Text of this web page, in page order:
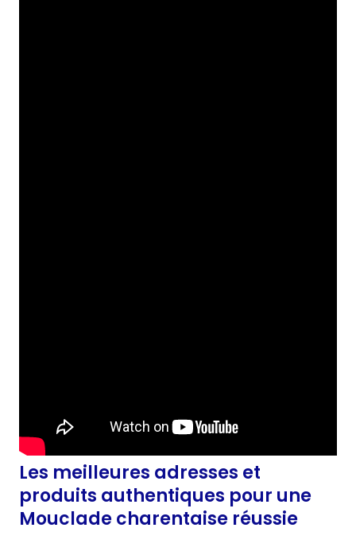
Les meilleures adresses et
produits authentiques pour une
Mouclade charentaise réussie